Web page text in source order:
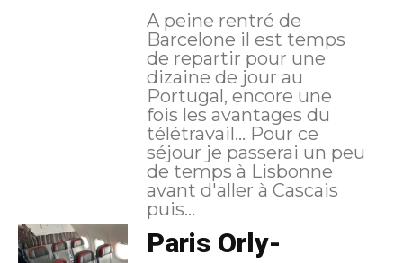
A peine rentré de
Barcelone il est temps
de repartir pour une
dizaine de jour au
Portugal, encore une
fois les avantages du
télétravail... Pour ce
séjour je passerai un peu
de temps à Lisbonne
avant d'aller à Cascais
puis...
Paris Orly-